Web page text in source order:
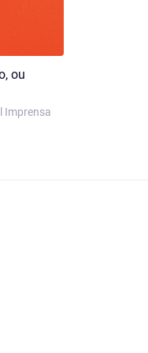
ou
Imprensa